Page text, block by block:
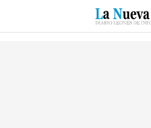
SUCESOS CULTURAS